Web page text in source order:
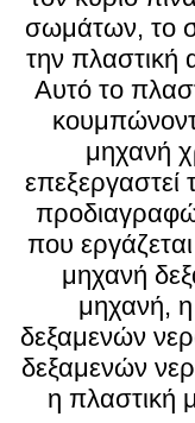
σωμάτων, το
την πλαστική
Αυτό το
μηχανή
που
μηχανή
μηχανή,
δεξαμενών
δεξαμενών
η πλαστική